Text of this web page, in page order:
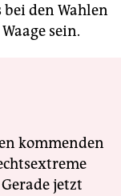
den Wahlen
sein.
kommenden
jetzt